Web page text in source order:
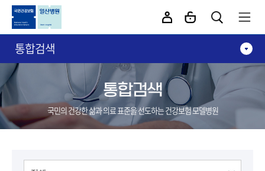
통합검색
통합검색
국민의 건강한 삶과 의료 표준을 선도하는 건강보험 모델병원